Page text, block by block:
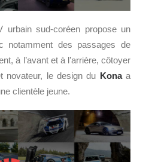
urbain sud-coréen propose un
notamment des passages de
à l’avant et à l’arrière, côtoyer
novateur, le design du Konaa
clientèle jeune.